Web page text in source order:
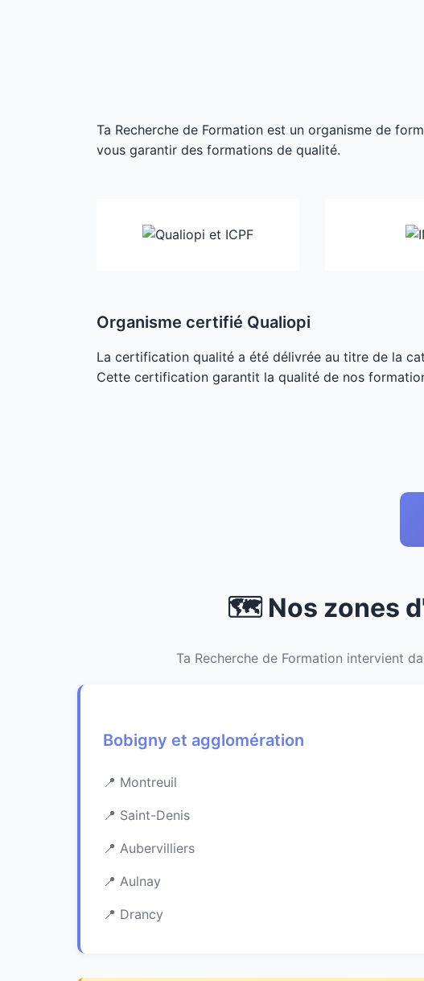
Ta Recherche de Formation est un organisme de
vous garantir des formations de qualité.
Organisme certifié Qualiopi
La certification qualité a été délivrée au titre de la
Cette certification garantit la qualité de nos
🗺️ Nos zones
Ta Recherche de Formation intervient
Bobigny et agglomération
Montreuil
Saint-Denis
Aubervilliers
Aulnay
Drancy